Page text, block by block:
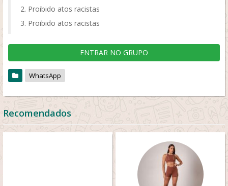
Proibido atos racistas
Proibido atos racistas
ENTRAR NO GRUPO
WhatsApp
Recomendados